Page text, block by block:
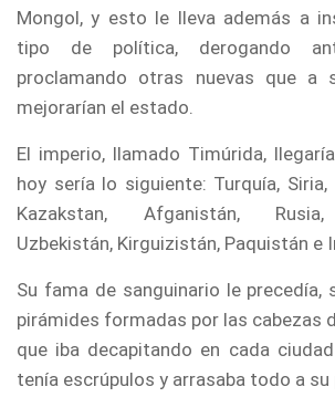
Mongol, y esto le lleva además a
tipo de política, derogando
proclamando otras nuevas que a
mejorarían el estado.
El imperio, llamado Timúrida,
hoy sería lo siguiente: Turquía, Siria,
Kazakstan, Afganistán, Rusia,
Uzbekistán, Kirguizistán, Paquistán e
Su fama de sanguinario le precedía,
pirámides formadas por las cabezas
que iba decapitando en cada
tenía escrúpulos y arrasaba todo a